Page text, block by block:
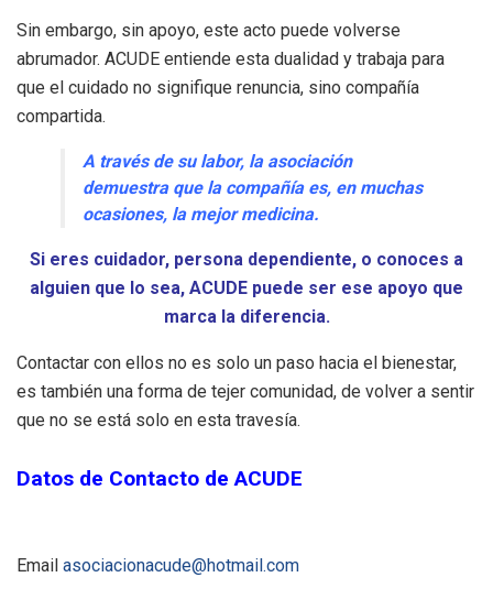
Sin embargo, sin apoyo, este acto puede volverse
abrumador. ACUDE entiende esta dualidad y trabaja para
que el cuidado no signifique renuncia, sino compañía
compartida.
A través de su labor, la asociación
demuestra que la compañía es, en muchas
ocasiones, la mejor medicina.
Si eres cuidador, persona dependiente, o conoces a
alguien que lo sea, ACUDE puede ser ese apoyo que
marca la diferencia.
Contactar con ellos no es solo un paso hacia el bienestar,
es también una forma de tejer comunidad, de volver a sentir
que no se está solo en esta travesía.
Datos de Contacto de ACUDE
Email asociacionacude@hotmail.com